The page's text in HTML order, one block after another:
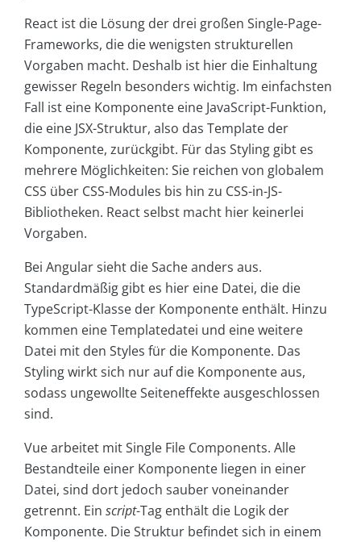
React ist die Lösung der drei großen Single-Page-
Frameworks, die die wenigsten strukturellen
Vorgaben macht. Deshalb ist hier die Einhaltung
gewisser Regeln besonders wichtig. Im einfachsten
Fall ist eine Komponente eine JavaScript-Funktion,
die eine JSX-Struktur, also das Template der
Komponente, zurückgibt. Für das Styling gibt es
mehrere Möglichkeiten: Sie reichen von globalem
CSS über CSS-Modules bis hin zu CSS-in-JS-
Bibliotheken. React selbst macht hier keinerlei
Vorgaben.
Bei Angular sieht die Sache anders aus.
Standardmäßig gibt es hier eine Datei, die die
TypeScript-Klasse der Komponente enthält. Hinzu
kommen eine Templatedatei und eine weitere
Datei mit den Styles für die Komponente. Das
Styling wirkt sich nur auf die Komponente aus,
sodass ungewollte Seiteneffekte ausgeschlossen
sind.
Vue arbeitet mit Single File Components. Alle
Bestandteile einer Komponente liegen in einer
Datei, sind dort jedoch sauber voneinander
getrennt. Ein script-Tag enthält die Logik der
Komponente. Die Struktur befindet sich in einem